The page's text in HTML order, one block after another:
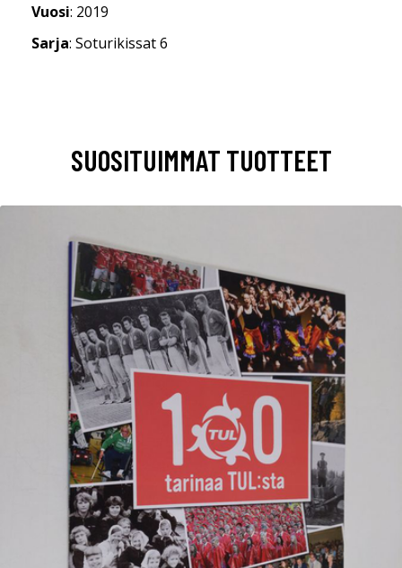
Vuosi: 2019
Sarja: Soturikissat 6
SUOSITUIMMAT TUOTTEET